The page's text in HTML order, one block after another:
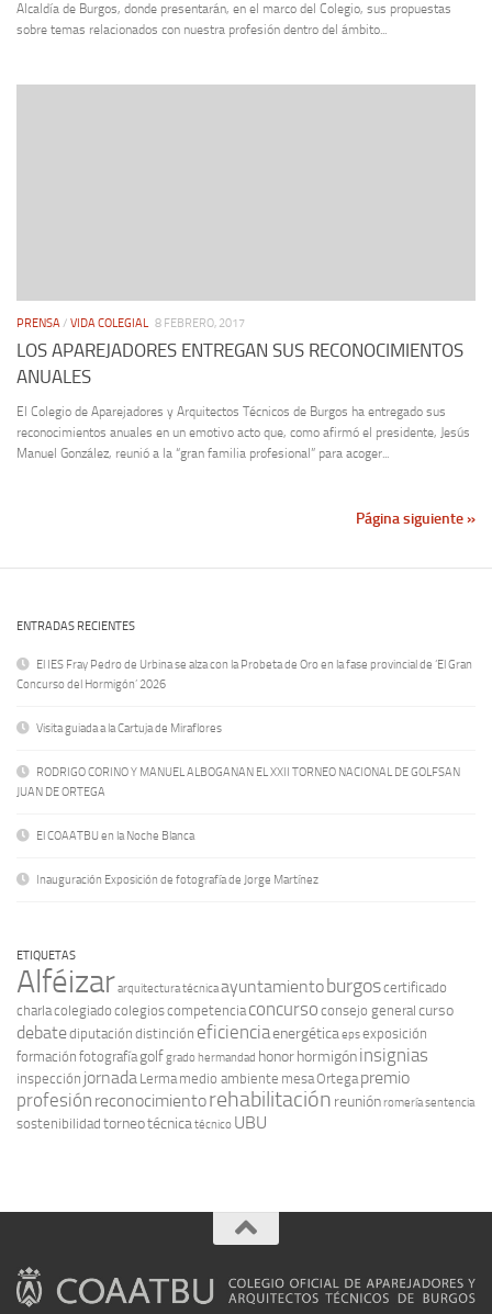
Alcaldía de Burgos, donde presentarán, en el marco del Colegio, sus propuestas
sobre temas relacionados con nuestra profesión dentro del ámbito...
PRENSA/ VIDA COLEGIAL 8 FEBRERO, 2017
LOS APAREJADORES ENTREGAN SUS RECONOCIMIENTOS
ANUALES
El Colegio de Aparejadores y Arquitectos Técnicos de Burgos ha entregado sus
reconocimientos anuales en un emotivo acto que, como afirmó el presidente, Jesús
Manuel González, reunió a la “gran familia profesional” para acoger...
Página siguiente »
ENTRADAS RECIENTES
El IES Fray Pedro de Urbina se alza con la Probeta de Oro en la fase provincial de ‘El Gran
Concurso del Hormigón’ 2026
Visita guiada a la Cartuja de Miraflores
RODRIGO CORINO Y MANUEL ALBOGANAN EL XXII TORNEO NACIONAL DE GOLFSAN
JUAN DE ORTEGA
El COAATBU en la Noche Blanca
Inauguración Exposición de fotografía de Jorge Martínez
ETIQUETAS
Alféizararquitectura técnicaayuntamientoburgoscertificado
charlacolegiado colegioscompetencia concurso consejo general curso
debatediputación distinción eficienciaenergéticaepsexposición
formación fotografía golfgradohermandad honorhormigóninsignias
inspección jornada Lerma medio ambiente mesaOrtega premio
profesión reconocimientorehabilitación reuniónromeríasentencia
sostenibilidad torneotécnicatécnico UBU